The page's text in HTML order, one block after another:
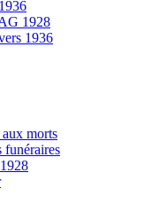
1928
1936
morts
funéraires